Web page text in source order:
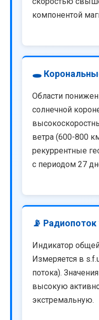
компонентой
🕳️
Области
солнечной
ветра (600-800
рекуррентные
с периодом 27
📡 Радиопоток
Индикатор
Измеряется в
потока).
высокую
экстремальную.